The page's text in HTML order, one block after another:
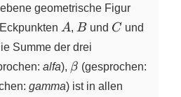
geometrische Figur
A
A, B
Bund C
C und
Summe der drei
alfa), \beta
β (gesprochen:
gamma) ist in allen